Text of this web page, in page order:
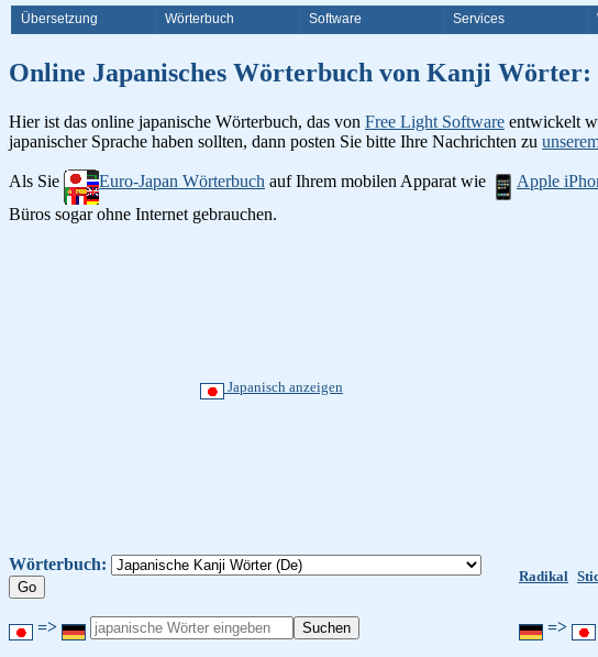
Übersetzung Wörterbuch Software Services
Online Japanisches Wörterbuch von Kanji
Hier ist das online japanische Wörterbuch, das von Free Light Software entwickelt
japanischer Sprache haben sollten, dann posten Sie bitte Ihre Nachrichten zu
Als Sie Euro-Japan Wörterbuch auf Ihrem mobilen Apparat wie Apple
Büros sogar ohne Internet gebrauchen.
Japanisch anzeigen
Wörterbuch:
Radikal
=> =>